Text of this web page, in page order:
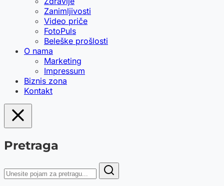
Zanimljivosti
Video priče
FotoPuls
Beleške prošlosti
O nama
Marketing
Impressum
Biznis zona
Kontakt
Pretraga